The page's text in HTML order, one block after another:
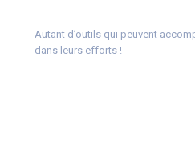
Autant d’outils qui peuvent
dans leurs efforts !